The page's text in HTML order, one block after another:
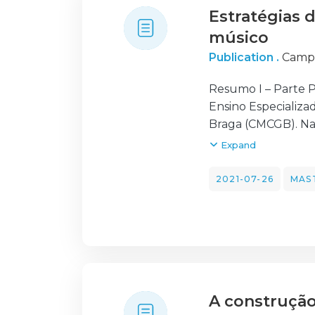
natureza
recolha de dados
recursos
resultados,
o uso dos
inquiridos
Expressões). O
Estratégias
músico
Publication .
Resumo I – Parte
Ensino
Braga (CMCGB).
Conservatório,
classe de
descrição geral
contextualização
Expand
2021-07-26
A